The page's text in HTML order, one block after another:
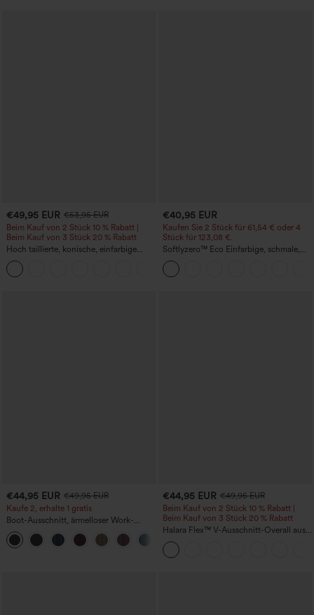
€49,95 EUR €53,95 EUR
Beim Kauf von 2 Stück 10 % Rabatt |
Beim Kauf von 3 Stück 20 % Rabatt
Hoch taillierte, konische, einfarbige
Anzughose mit Seitentaschen
€40,95 EUR
Kaufen Sie 2 Stück für 61,54 € oder 4
Stück für 123,08 €.
Softlyzero™ Eco Einfarbige, schmale,
hoch taillierte Wanderhose mit
mehreren Taschen
€44,95 EUR €49,95 EUR
Kaufe 2, erhalte 1 gratis
Boot-Ausschnitt, ärmelloser Work-
Jumpsuit mit seitlicher Bindung,
kühlender Cool-Touch-Effekt, gestreift
und mit Taschen – Easy Peezy Edition
€44,95 EUR €49,95 EUR
Beim Kauf von 2 Stück 10 % Rabatt |
Beim Kauf von 3 Stück 20 % Rabatt
Halara Flex™ V-Ausschnitt-Overall aus
gewaschenem Denim mit Taschen –
lässig